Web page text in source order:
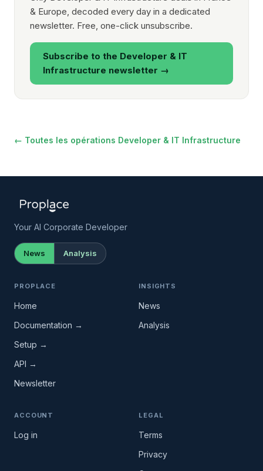
& Europe, decoded every day in a dedicated
newsletter. Free, one-click unsubscribe.
Subscribe to the Developer & IT
Infrastructure newsletter →
← Toutes les opérations Developer & IT Infrastructure
Your AI Corporate Developer
News Analysis
PROPLACE
Home
Documentation →
Setup →
API →
Newsletter
INSIGHTS
News
Analysis
ACCOUNT
Log in
LEGAL
Terms
Privacy